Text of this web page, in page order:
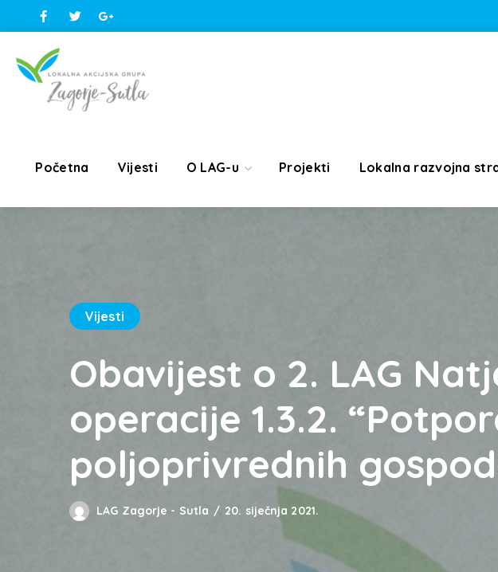
Početna Vijesti O LAG-u Projekti Lokalna razvojna
Vijesti
Obavijest o 2. LAG
operacije 1.3.2.
poljoprivrednih
LAG Zagorje - Sutla 20. siječnja 2021.